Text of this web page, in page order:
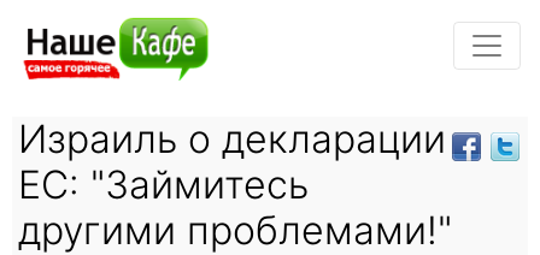
Израиль о декларации
ЕС: "Займитесь
другими проблемами!"